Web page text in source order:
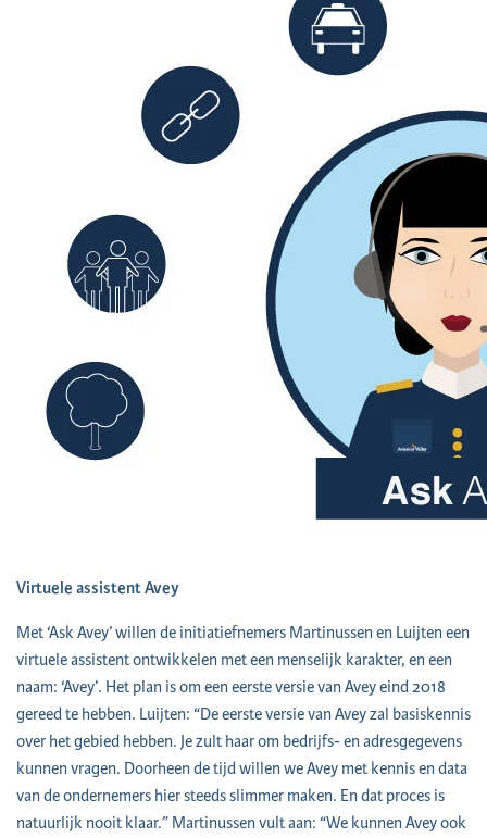
Virtuele assistent Avey
Met ‘Ask Avey’ willen de initiatiefnemers Martinussen en Luijten een
virtuele assistent ontwikkelen met een menselijk karakter, en een
naam: ‘Avey’. Het plan is om een eerste versie van Avey eind 2018
gereed te hebben. Luijten: “De eerste versie van Avey zal basiskennis
over het gebied hebben. Je zult haar om bedrijfs- en adresgegevens
kunnen vragen. Doorheen de tijd willen we Avey met kennis en data
van de ondernemers hier steeds slimmer maken. En dat proces is
natuurlijk nooit klaar.” Martinussen vult aan: “We kunnen Avey ook